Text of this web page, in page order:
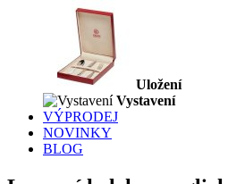
Uložení
Vystavení
VÝPRODEJ
NOVINKY
BLOG